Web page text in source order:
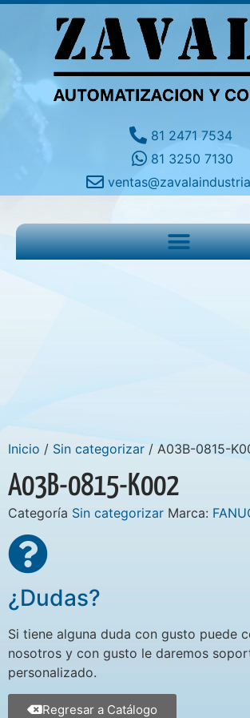
81 2471 7534
81 3250 7130
Inicio / Sin categorizar / A03B-0815-
A03B-0815-K002
Categoría Sin categorizar Marca:
¿Dudas?
Si tiene alguna duda con gusto puede
nosotros y con gusto le daremos
personalizado.
Regresar a Catálogo